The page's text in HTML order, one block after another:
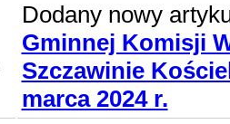
Dodany nowy
Gminnej Komisji
Szczawinie
marca 2024 r.